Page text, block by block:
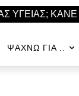
ΥΓΕΙΑΣ;
ΨΆΧΝΩ ΓΙΑ ..